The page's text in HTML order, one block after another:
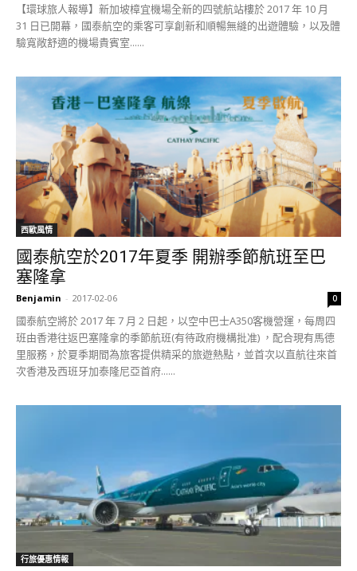
【環球旅人報導】新加坡樟宜機場全新的四號航站樓於 2017 年 10 月
31 日已開幕，國泰航空的乘客可享創新和順暢無縫的出遊體驗，以及體
驗寬敞舒適的機場貴賓室......
西歐風情
國泰航空於2017年夏季 開辦季節航班至巴
塞隆拿
Benjamin - 2017-02-06 0
國泰航空將於 2017 年 7 月 2 日起，以空中巴士A350客機營運，每周四
班由香港往返巴塞隆拿的季節航班(有待政府機構批准) ，配合現有馬德
里服務，於夏季期間為旅客提供精采的旅遊熱點，並首次以直航往來首
次香港及西班牙加泰隆尼亞首府......
行旅優惠情報